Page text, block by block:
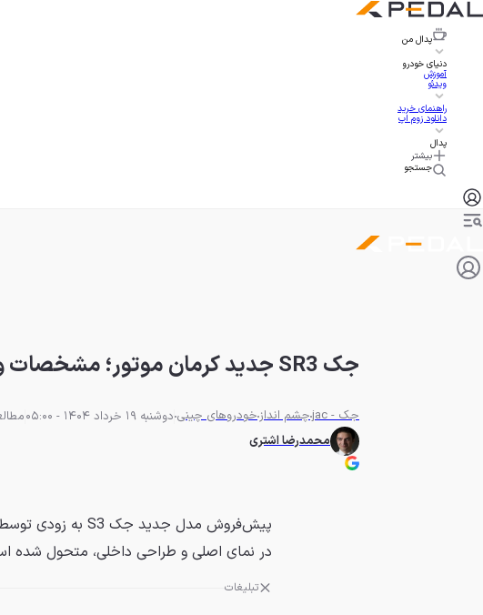
پدال من
دنیای خودرو
آموزش
ویدئو
راهنمای خرید
دانلود زوم اپ
پدال
بیشتر
جستجو
جک SR3 جدید کرمان موتور؛ مشخصات و قیمت جانشین S3 در ایران
جک - jac چشم اندازخودروهای چینی دوشنبه 19 خرداد 1404 - 05:00
مطالعه 10
محمدرضا اشتری
در نمای اصلی و طراحی داخلی، متحول شده
تبلیغات